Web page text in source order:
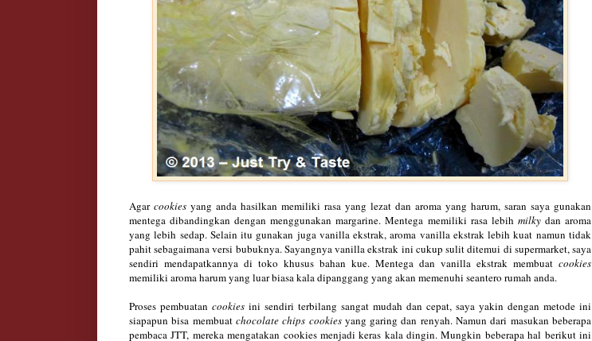
Agar cookies yang anda hasilkan memiliki rasa yang lezat dan aroma yang harum, saran saya gunakan
mentega dibandingkan dengan menggunakan margarine. Mentega memiliki rasa lebih milkydan aroma
yang lebih sedap. Selain itu gunakan juga vanilla ekstrak, aroma vanilla ekstrak lebih kuat namun tidak
pahit sebagaimana versi bubuknya. Sayangnya vanilla ekstrak ini cukup sulit ditemui di supermarket, saya
sendiri mendapatkannya di toko khusus bahan kue. Mentega dan vanilla ekstrak membuat cookies
memiliki aroma harum yang luar biasa kala dipanggang yang akan memenuhi seantero rumah anda.
Proses pembuatan cookies ini sendiri terbilang sangat mudah dan cepat, saya yakin dengan metode ini
siapapun bisa membuatchocolate chips cookiesyang garing dan renyah. Namun dari masukanbeberapa
pembaca JTT, mereka mengatakan cookies menjadi keras kala dingin. Mungkin beberapa hal berikut ini